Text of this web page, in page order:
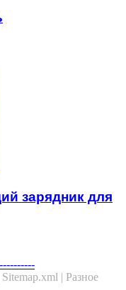
зарядник для
Sitemap.xml | Разное